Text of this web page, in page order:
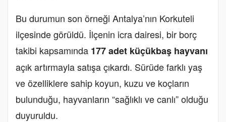
Bu durumun son örneği Antalya’nın Korkuteli
ilçesinde görüldü. İlçenin icra dairesi, bir borç
takibi kapsamında 177 adet küçükbaş hayvanı
açık artırmayla satışa çıkardı. Sürüde farklı yaş
ve özelliklere sahip koyun, kuzu ve koçların
bulunduğu, hayvanların “sağlıklı ve canlı” olduğu
duyuruldu.